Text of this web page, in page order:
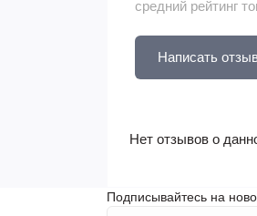
средний рейтинг
Написать
Нет отзывов о
Подписывайтесь на